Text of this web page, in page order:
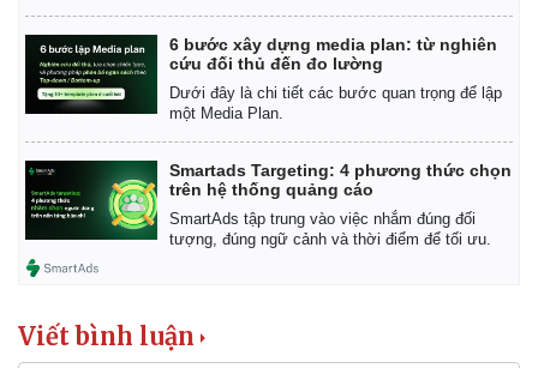
Kinh tế
6 bước xây dựng media plan: từ nghiên
cứu đối thủ đến đo lường
Dưới đây là chi tiết các bước quan trọng để lập
một Media Plan.
Smartads Targeting: 4 phương thức chọn
trên hệ thống quảng cáo
SmartAds tập trung vào việc nhắm đúng đối
tượng, đúng ngữ cảnh và thời điểm để tối ưu.
Viết bình luận